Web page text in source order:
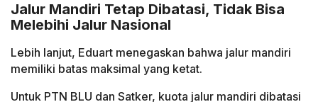
Jalur Mandiri Tetap Dibatasi, Tidak Bisa
Melebihi Jalur Nasional
Lebih lanjut, Eduart menegaskan bahwa jalur mandiri
memiliki batas maksimal yang ketat.
Untuk PTN BLU dan Satker, kuota jalur mandiri dibatasi